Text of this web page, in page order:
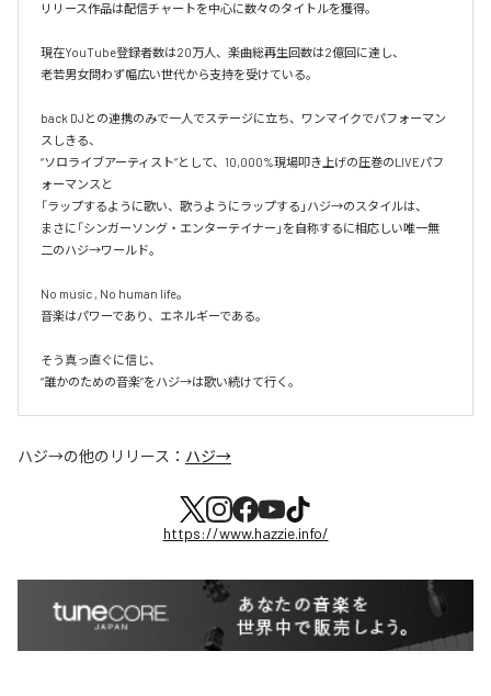
リリース作品は配信チャートを中心に数々のタイトルを獲得。
現在YouTube登録者数は20万人、楽曲総再生回数は2億回に達し、
老若男女問わず幅広い世代から支持を受けている。
back DJとの連携のみで一人でステージに立ち、ワンマイクでパフォーマン
スしきる、
“ソロライブアーティスト”として、10,000%現場叩き上げの圧巻のLIVEパフ
ォーマンスと
「ラップするように歌い、歌うようにラップする」ハジ→のスタイルは、
まさに「シンガーソング・エンターテイナー」を自称するに相応しい唯一無
二のハジ→ワールド。
No music , No human life。
音楽はパワーであり、エネルギーである。
そう真っ直ぐに信じ、
ハジ→の他のリリース： ハジ→
https://www.hazzie.info/